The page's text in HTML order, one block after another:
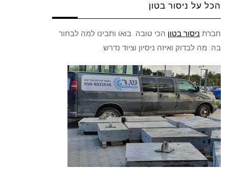
הכל על ניסור בטון
חברת ניסור בטון הכי טובה. בואו ותבינו למה לבחור
בה. מה לבדוק ואיזה ניסיון וציוד נדרש.